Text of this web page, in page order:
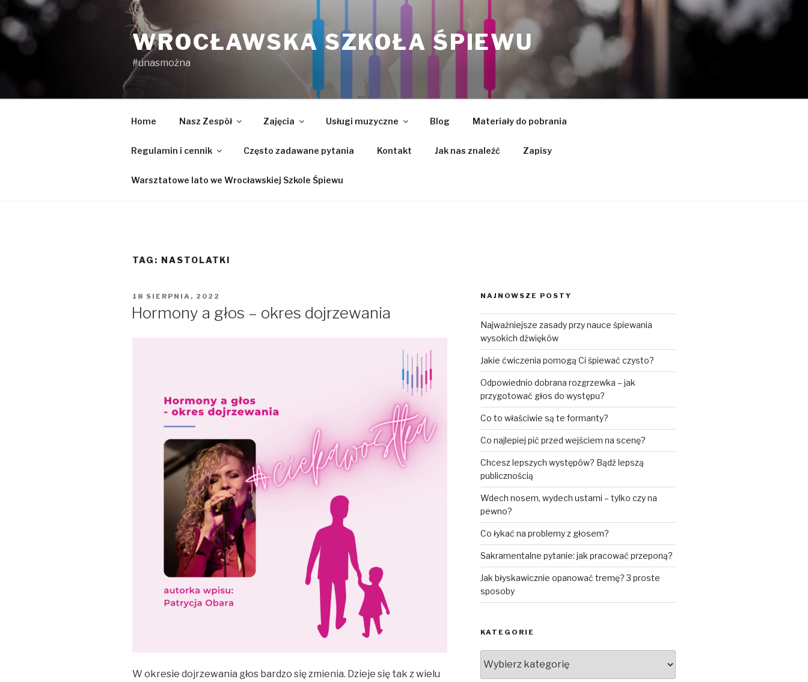
Przejdź
do
treści
WROCŁAWSKA SZKOŁA ŚPIEWU
#unasmożna
Home Nasz Zespół Zajęcia Usługi muzyczne Blog Materiały do pobrania
Regulamin i cennik Często zadawane pytania Kontakt Jak nas znaleźć Zapisy
Warsztatowe lato we Wrocławskiej Szkole Śpiewu
TAG: NASTOLATKI
OPUBLIKOWANE
18 SIERPNIA, 2022
Hormony a głos – okres dojrzewania
W okresie dojrzewania głos bardzo się zmienia. Dzieje się tak z wielu
NAJNOWSZE POSTY
Najważniejsze zasady przy nauce śpiewania
wysokich dźwięków
Jakie ćwiczenia pomogą Ci śpiewać czysto?
Odpowiednio dobrana rozgrzewka – jak
przygotować głos do występu?
Co to właściwie są te formanty?
Co najlepiej pić przed wejściem na scenę?
Chcesz lepszych występów? Bądź lepszą
publicznością
Wdech nosem, wydech ustami – tylko czy na
pewno?
Co łykać na problemy z głosem?
Sakramentalne pytanie: jak pracować przeponą?
Jak błyskawicznie opanować tremę? 3 proste
sposoby
KATEGORIE